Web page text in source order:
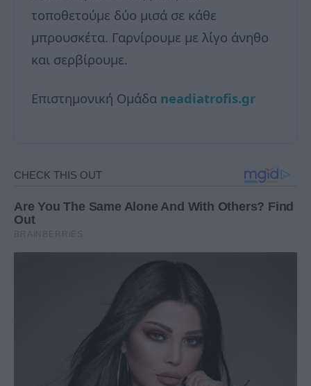
τοποθετούμε δύο μισά σε κάθε
μπρουσκέτα. Γαρνίρουμε με λίγο άνηθο
και σερβίρουμε.
Επιστημονική Ομάδα neadiatrofis.gr